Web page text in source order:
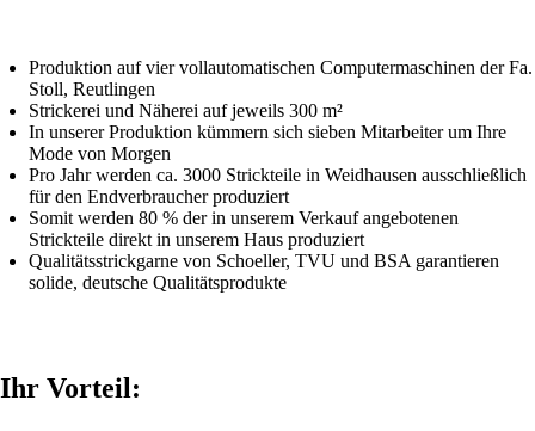
Produktion auf vier vollautomatischen Computermaschinen der Fa.
Stoll, Reutlingen
Strickerei und Näherei auf jeweils 300 m²
In unserer Produktion kümmern sich sieben Mitarbeiter um Ihre
Mode von Morgen
Pro Jahr werden ca. 3000 Strickteile in Weidhausen ausschließlich
für den Endverbraucher produziert
Somit werden 80 % der in unserem Verkauf angebotenen
Strickteile direkt in unserem Haus produziert
Qualitätsstrickgarne von Schoeller, TVU und BSA garantieren
solide, deutsche Qualitätsprodukte
Ihr Vorteil: